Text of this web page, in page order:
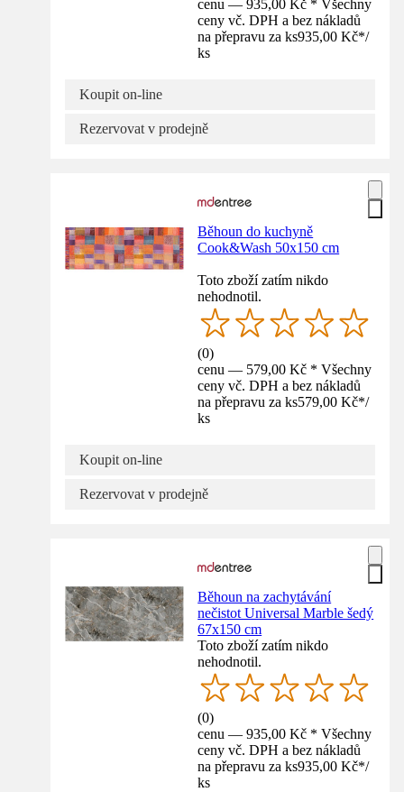
cenu — 935,00 Kč * Všechny
ceny vč. DPH a bez nákladů
na přepravu za ks935,00 Kč*/
ks
Koupit on-line
Rezervovat v prodejně
Běhoun do kuchyně
Cook&Wash 50x150 cm
Toto zboží zatím nikdo
nehodnotil.
(0)
cenu — 579,00 Kč * Všechny
ceny vč. DPH a bez nákladů
na přepravu za ks579,00 Kč*/
ks
Koupit on-line
Rezervovat v prodejně
Běhoun na zachytávání
nečistot Universal Marble šedý
67x150 cm
Toto zboží zatím nikdo
nehodnotil.
(0)
cenu — 935,00 Kč * Všechny
ceny vč. DPH a bez nákladů
na přepravu za ks935,00 Kč*/
ks